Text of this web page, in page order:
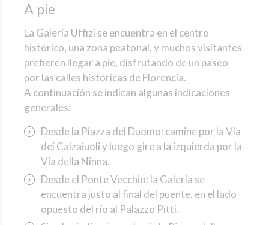
A pie
La Galería Uffizi se encuentra en el centro
histórico, una zona peatonal, y muchos visitantes
prefieren llegar a pie, disfrutando de un paseo
por las calles históricas de Florencia.
A continuación se indican algunas indicaciones
generales:
Desde la Piazza del Duomo: camine por la Via
dei Calzaiuoli y luego gire a la izquierda por la
Via della Ninna.
Desde el Ponte Vecchio: la Galería se
encuentra justo al final del puente, en el lado
opuesto del río al Palazzo Pitti.